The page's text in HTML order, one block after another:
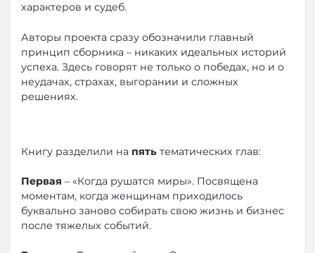
характеров и судеб.
Авторы проекта сразу обозначили главный
принцип сборника – никаких идеальных историй
успеха. Здесь говорят не только о победах, но и о
неудачах, страхах, выгорании и сложных
решениях.
Книгу разделили на пять тематических глав:
Первая – «Когда рушатся миры». Посвящена
моментам, когда женщинам приходилось
буквально заново собирать свою жизнь и бизнес
после тяжелых событий.